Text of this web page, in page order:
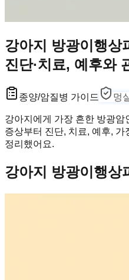
강아지 방광이행상
진단·치료, 예후와
종양/암질병 가이드 멍
강아지에게 가장 흔한 방광암
증상부터 진단, 치료, 예후,
정리했어요.
강아지 방광이행상